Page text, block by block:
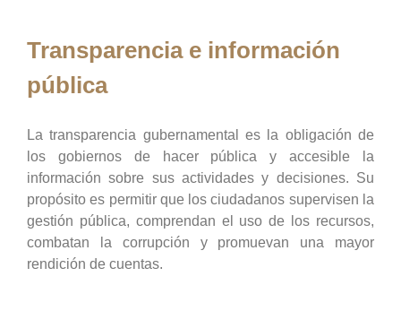
Transparencia e información
pública
La transparencia gubernamental es la obligación de
los gobiernos de hacer pública y accesible la
información sobre sus actividades y decisiones. Su
propósito es permitir que los ciudadanos supervisen la
gestión pública, comprendan el uso de los recursos,
combatan la corrupción y promuevan una mayor
rendición de cuentas.